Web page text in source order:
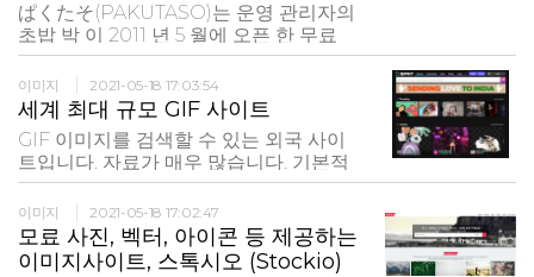
ぱくたそ(PAKUTASO)는 운영 관리자의
초밥 박 이 2011 년 5 월에 오픈 한 무료
Web 서비스입니다. 고품질 고해상도 사
진을 사용할 수 있습니다. 원본 사진 자료
를 공개하고 있습니다. 박 그 사진 소재는
등록 사진사 가 촬영 소유하고있는 원본
사진입니다. 저작권 프리 (CC0)에서 2 차
배포하고있는 사진과 �
이미지 2021-05-18 17:03:54
세계 최대 규모 GIF 사이트
GIF 이미지를 검색할 수 있는 외국 사이
트입니다. 자료가 매우 많습니다. 기본적
으로 무료지만 만들어진 짤 자체가 연예
인이나 방송화면인 경우 사용범위가 불분
명하기에 가급적 상업적 이용이 아닌 개
인 제작물에 활용하는 것이 좋습니다.
이미지 2021-05-18 17:02:47
모료 사진, 벡터, 아이콘 등 제공하는
이미지사이트, 스톡시오 (Stockio)